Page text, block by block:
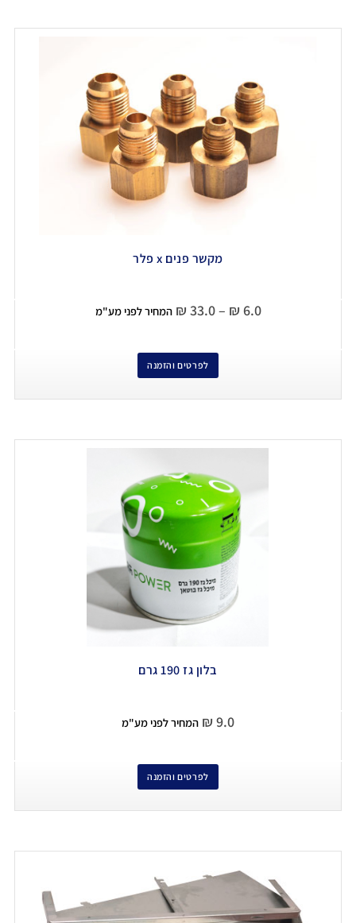
מקשר פנים x פלר
₪ 6.0
–
₪ 33.0 המחיר לפני מע"מ
לפרטים והזמנה
בלון גז 190 גרם
₪ 9.0 המחיר לפני מע"מ
לפרטים והזמנה